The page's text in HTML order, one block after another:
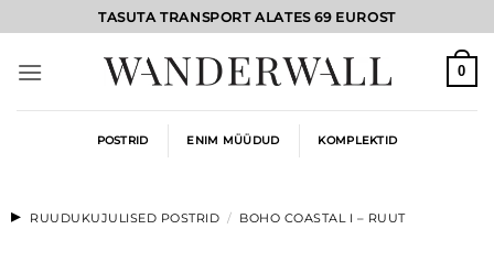
to
content
TASUTA TRANSPORT ALATES 69 EUROST
0
POSTRID ENIM MÜÜDUD KOMPLEKTID
RUUDUKUJULISED POSTRID / BOHO COASTAL I – RUUT